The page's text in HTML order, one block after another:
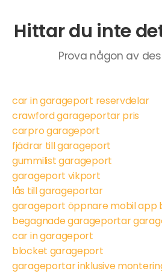
Hittar du inte
Prova någon av
car in garageport reservdelar
crawford garageportar pris
carpro garageport
fjädrar till garageport
gummilist garageport
garageport vikport
lås till garageportar
garageport öppnare mobil app
begagnade garageportar
car in garageport
blocket garageport
garageportar inklusive